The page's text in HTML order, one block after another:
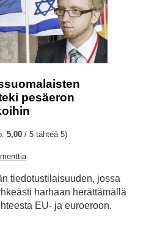
pesäeron
5,00 / 5 tähteä 5)
tiedotustilaisuuden, jossa
harhaan herättämällä
EU- ja euroeroon.